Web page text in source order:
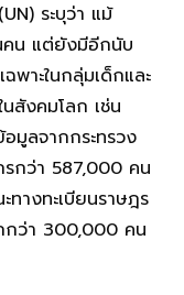
ระบุว่า แม้
คน แต่ยังมีอีกนับ
พาะในกลุ่มเด็กและ
สังคมโลก เช่น
มูลจากกระทรวง
กว่า 587,000 คน
างทะเบียนราษฎร
กกว่า 300,000 คน